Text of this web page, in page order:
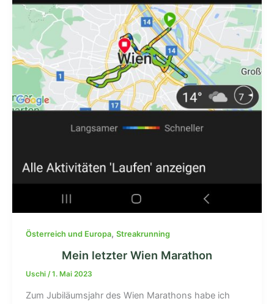
Österreich und Europa, Streakrunning
Mein letzter Wien Marathon
Uschi /1. Mai 2023
Zum Jubiläumsjahr des Wien Marathons habe ich